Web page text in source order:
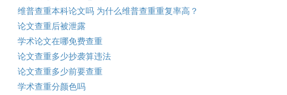
维普查重本科论文吗 为什么维普查重重复率高？
论文查重后被泄露
学术论文在哪免费查重
论文查重多少抄袭算违法
论文查重多少前要查重
学术查重分颜色吗